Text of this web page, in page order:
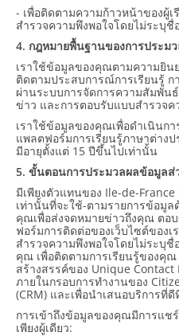
- เพื่อติดตามความก้าวหน้าของผู้
สำรวจความพึงพอใจโดยไม่ระบุชื่
4. กฎหมายพื้นฐานของการประม
เราใช้ข้อมูลของคุณตามความยิ
ติดตามประสบการณ์การเรียนรู้
ผ่านระบบการจัดการความสัมพัน
ข่าว และการตอบรับแบบสำรวจค
เราใช้ข้อมูลของคุณเพื่อดำเนินก
แพลตฟอร์มการเรียนรู้ภาษาต่าง
มีอายุตั้งแต่ 15 ปีขึ้นไปเท่านั้น
5. ขั้นตอนการประมวลผลข้อมูลส่
มีเพียงตัวแทนของ Ile-de-
เท่านั้นที่จะใช้-ตามรายการข้อมู
คุณเพื่อส่งจดหมายข่าวถึงคุณ ตอ
ฟอร์มการติดต่อของเว็บไซต์ของ
สำรวจความพึงพอใจโดยไม่ระบุ
คุณ เพื่อติดตามการเรียนรู้ของคุ
สร้างสรรค์ของ Unique Contact
ภายในกรอบการทำงานของ
(CRM) และเพื่อนำเสนอบริการที่
การเข้าถึงข้อมูลของคุณมีการแช
เพียงผู้เดียว: